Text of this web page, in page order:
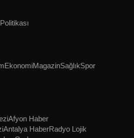
EkonomiMagazinSağlıkSpor
Afyon Haber
Antalya HaberRadyo Lojik